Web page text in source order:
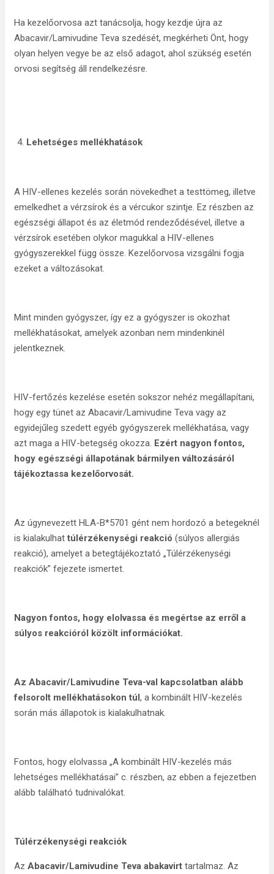
Ha kezelőorvosa azt tanácsolja, hogy kezdje újra az
Abacavir/Lamivudine Teva szedését, megkérheti Önt, hogy
olyan helyen vegye be az első adagot, ahol szükség esetén
orvosi segítség áll rendelkezésre.
Lehetséges mellékhatások
A HIV-ellenes kezelés során növekedhet a testtömeg, illetve
emelkedhet a vérzsírok és a vércukor szintje. Ez részben az
egészségi állapot és az életmód rendeződésével, illetve a
vérzsírok esetében olykor magukkal a HIV-ellenes
gyógyszerekkel függ össze. Kezelőorvosa vizsgálni fogja
ezeket a változásokat.
Mint minden gyógyszer, így ez a gyógyszer is okozhat
mellékhatásokat, amelyek azonban nem mindenkinél
jelentkeznek.
HIV-fertőzés kezelése esetén sokszor nehéz megállapítani,
hogy egy tünet az Abacavir/Lamivudine Teva vagy az
egyidejűleg szedett egyéb gyógyszerek mellékhatása, vagy
azt maga a HIV-betegség okozza. Ezért nagyon fontos,
hogy egészségi állapotának bármilyen változásáról
tájékoztassa kezelőorvosát.
Az úgynevezett HLA-B*5701 gént nem hordozó a betegeknél
is kialakulhattúlérzékenységi reakció (súlyos allergiás
reakció), amelyet a betegtájékoztató „Túlérzékenységi
reakciók” fejezete ismertet.
Nagyon fontos, hogy elolvassa és megértse az erről a
súlyos reakcióról közölt információkat.
Az Abacavir/Lamivudine Teva-val kapcsolatban alább
felsorolt mellékhatásokon túl, a kombinált HIV-kezelés
során más állapotok is kialakulhatnak.
Fontos, hogy elolvassa „A kombinált HIV-kezelés más
lehetséges mellékhatásai” c. részben, az ebben a fejezetben
alább található tudnivalókat.
Túlérzékenységi reakciók
Az Abacavir/Lamivudine Teva abakavirt tartalmaz. Az